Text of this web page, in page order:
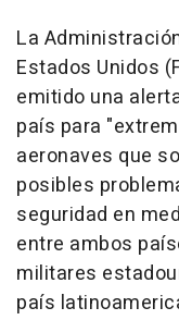
La
Estados Unidos
emitido una
país para
aeronaves que
posibles
seguridad en
entre ambos
militares
país